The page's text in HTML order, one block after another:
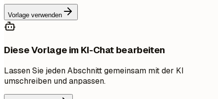
Vorlage verwenden
Diese Vorlage im KI-Chat bearbeiten
Lassen Sie jeden Abschnitt gemeinsam mit der KI
umschreiben und anpassen.